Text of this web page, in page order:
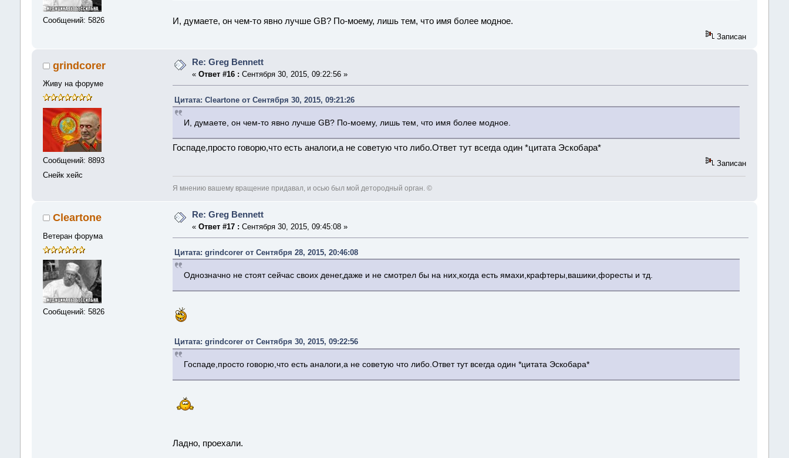
Сообщений: 5826 И, думаете, он чем-то явно лучше GB? По-моему, лишь тем, что имя более модное.
Записан
grindcorer
Живу на форуме
Сообщений: 8893
Снейк хейс
Re: Greg Bennett
«Ответ #16 : Сентября 30, 2015, 09:22:56 »
Цитата: Cleartone от Сентября 30, 2015, 09:21:26
И, думаете, он чем-то явно лучше GB? По-моему, лишь тем, что имя более модное.
Госпаде,просто говорю,что есть аналоги,а не советую что либо.Ответ тут всегда один *цитата Эскобара*
Записан
Я мнению вашему вращение придавал, и осью был мой детородный орган. ©
Cleartone
Ветеран форума
Сообщений: 5826
Re: Greg Bennett
«Ответ #17 : Сентября 30, 2015, 09:45:08 »
Цитата: grindcorer от Сентября 28, 2015, 20:46:08
Однозначно не стоят сейчас своих денег,даже и не смотрел бы на них,когда есть ямахи,крафтеры,вашики,форесты и тд.
Цитата: grindcorer от Сентября 30, 2015, 09:22:56
Госпаде,просто говорю,что есть аналоги,а не советую что либо.Ответ тут всегда один *цитата Эскобара*
Ладно, проехали.